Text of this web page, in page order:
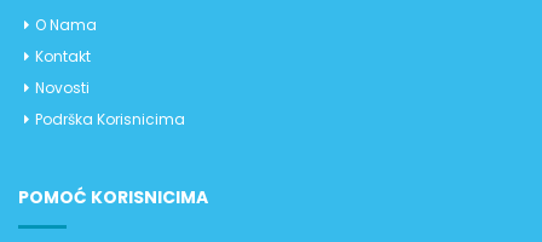
O Nama
Kontakt
Novosti
Podrška Korisnicima
POMOĆ KORISNICIMA